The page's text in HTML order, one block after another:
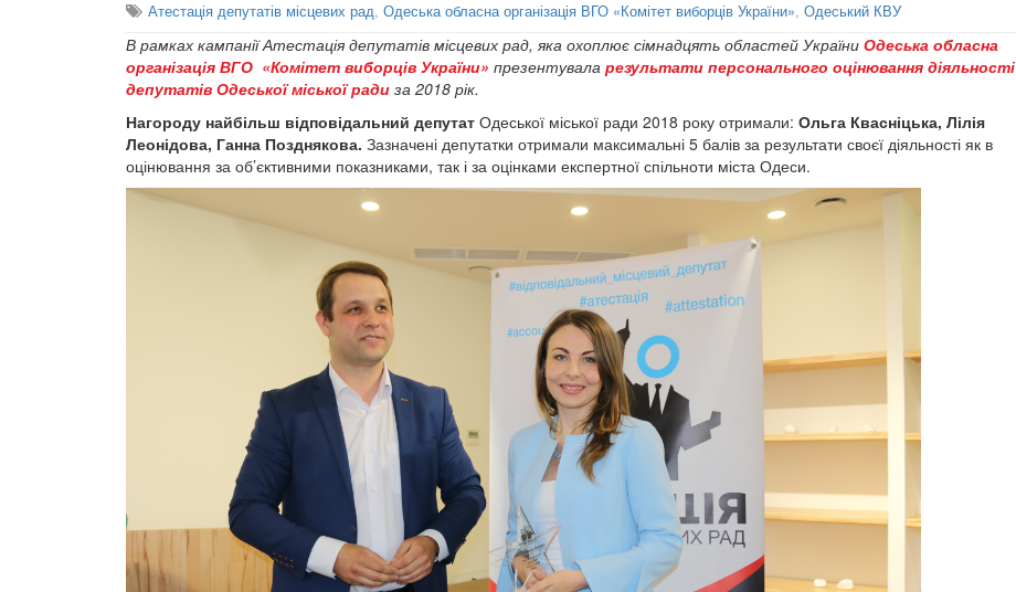
Атестація депутатів місцевих рад, Одеська обласна організація ВГО «Комітет виборців України», Одеський КВУ
В рамках кампанії Атестація депутатів місцевих рад, яка охоплює сімнадцять областей України Одеська обласна
організація ВГО «Комітет виборців України» презентувала результати персонального оцінювання діяльності
депутатів Одеської міської ради за 2018 рік.
Нагороду найбільш відповідальний депутат Одеської міської ради 2018 року отримали: Ольга Квасніцька, Лілія
Леонідова, Ганна Позднякова. Зазначені депутатки отримали максимальні 5 балів за результати своєї діяльності як в
оцінювання за об’єктивними показниками, так і за оцінками експертної спільноти міста Одеси.